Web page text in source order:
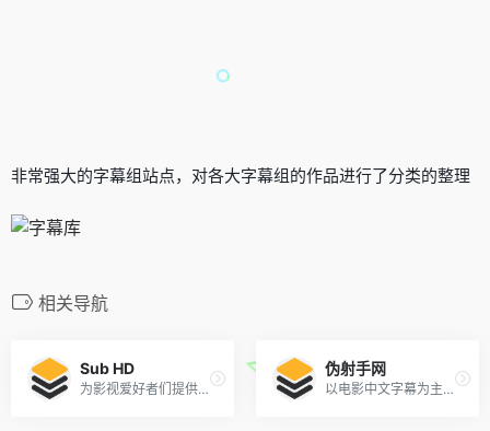
非常强大的字幕组站点，对各大字幕组的作品进行了分类的整理
相关导航
Sub HD
为影视爱好者们提供交流字幕的平台
伪射手网
以电影中文字幕为主的主题资讯交换平台